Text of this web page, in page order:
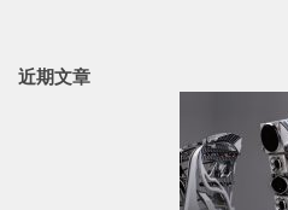
近期文章